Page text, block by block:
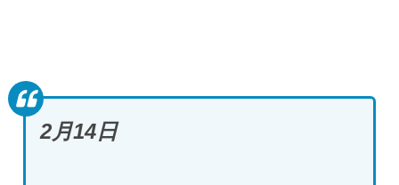
2月14日